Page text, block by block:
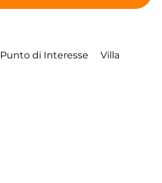
Punto di Interesse
Villa